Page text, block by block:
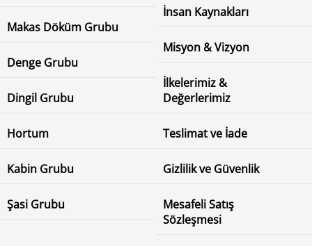
Makas Döküm Grubu
Denge Grubu
Dingil Grubu
Hortum
Kabin Grubu
Şasi Grubu
İnsan Kaynakları
Misyon & Vizyon
İlkelerimiz &
Değerlerimiz
Teslimat ve İade
Gizlilik ve Güvenlik
Mesafeli Satış
Sözleşmesi